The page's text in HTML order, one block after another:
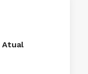
Atual